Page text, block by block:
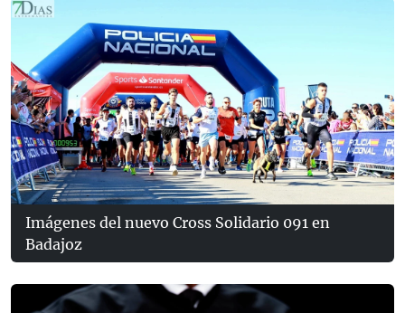
Imágenes del nuevo Cross Solidario 091 en
Badajoz